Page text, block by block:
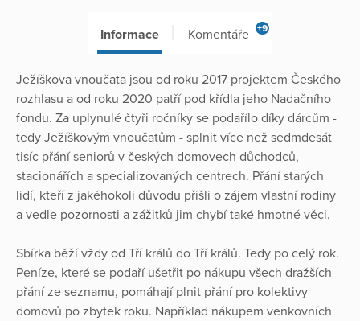
Informace Komentáře +9
Ježíškova vnoučata jsou od roku 2017 projektem Českého
rozhlasu a od roku 2020 patří pod křídla jeho Nadačního
fondu. Za uplynulé čtyři ročníky se podařílo díky dárcům -
tedy Ježíškovým vnoučatům - splnit více než sedmdesát
tisíc přání seniorů v českých domovech důchodců,
stacionářích a specializovaných centrech. Přání starých
lidí, kteří z jakéhokoli důvodu přišli o zájem vlastní rodiny
a vedle pozornosti a zážitků jim chybí také hmotné věci.
Sbírka běží vždy od Tří králů do Tří králů. Tedy po celý rok.
Peníze, které se podaří ušetřit po nákupu všech dražších
přání ze seznamu, pomáhají plnit přání pro kolektivy
domovů po zbytek roku. Například nákupem venkovních